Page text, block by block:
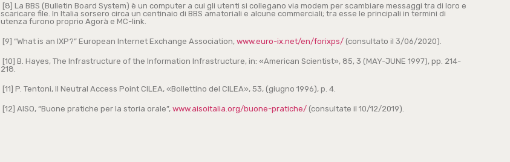
[8] La BBS (Bulletin Board System) è un computer a cui gli utenti si collegano via modem per scambiare messaggi tra di loro e
scaricare file. In Italia sorsero circa un centinaio di BBS amatoriali e alcune commerciali; tra esse le principali in termini di
utenza furono proprio Agorà e MC-link.
[9] “What is an IXP?” European Internet Exchange Association, www.euro-ix.net/en/forixps/ (consultato il 3/06/2020).
[10] B. Hayes, The Infrastructure of the Information Infrastructure, in: «American Scientist», 85, 3 (MAY-JUNE 1997), pp. 214-
218.
[11] P. Tentoni, Il Neutral Access Point CILEA, «Bollettino del CILEA», 53, (giugno 1996), p. 4.
[12] AISO, “Buone pratiche per la storia orale”, www.aisoitalia.org/buone-pratiche/ (consultate il 10/12/2019).